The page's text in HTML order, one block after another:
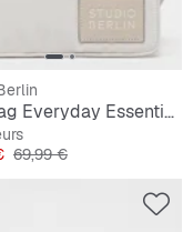
Mini Bag Everyday Essential Bag Dahlem
Prix original
69,99 €